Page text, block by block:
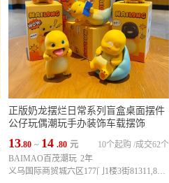
正版奶龙摆烂日常系列盲盒桌面摆件
公仔玩偶潮玩手办装饰车载摆饰
13.80 ~ 14 .80 元 成交62个
10个起购 /
BAIMAO百茂潮玩 2年
义乌国际商贸城六区177门1楼3街81311,81312,81313